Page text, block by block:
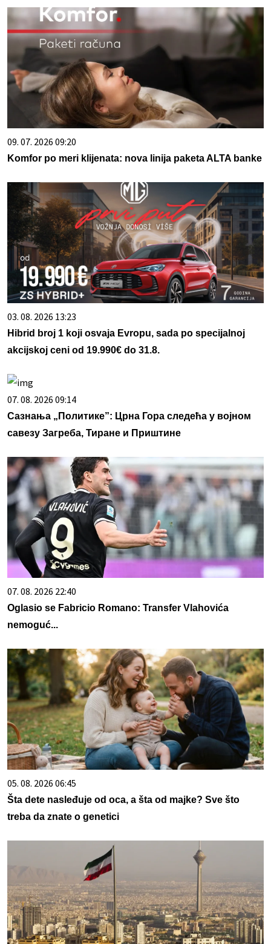
09. 07. 2026 09:20
Komfor po meri klijenata: nova linija paketa ALTA banke
03. 08. 2026 13:23
Hibrid broj 1 koji osvaja Evropu, sada po specijalnoj
akcijskoj ceni od 19.990€ do 31.8.
07. 08. 2026 09:14
Сазнања „Политике”: Црна Гора следећа у војном
савезу Загреба, Тиране и Приштине
07. 08. 2026 22:40
Oglasio se Fabricio Romano: Transfer Vlahovića
nemoguć...
05. 08. 2026 06:45
Šta dete nasleđuje od oca, a šta od majke? Sve što
treba da znate o genetici